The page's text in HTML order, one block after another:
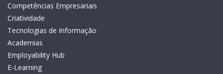
Competências Empresariais
Criatividade
Tecnologias de Informação
Academias
Employability Hub
E-Learning